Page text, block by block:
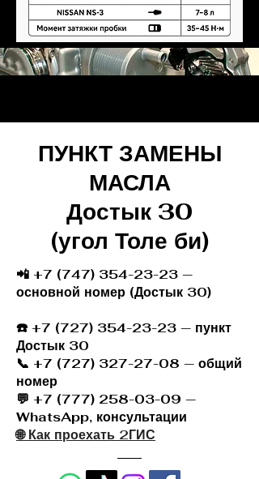
ПУНКТ ЗАМЕНЫ
МАСЛА
Достык 30
(угол Толе би)
📲 +7 (747) 354-23-23 —
основной номер (Достык 30)
☎️ +7 (727) 354-23-23 — пункт
Достык 30
📞 +7 (727) 327-27-08 — общий
номер
💬 +7 (777) 258-03-09 —
WhatsApp, консультации
🌐 Как проехать 2ГИС